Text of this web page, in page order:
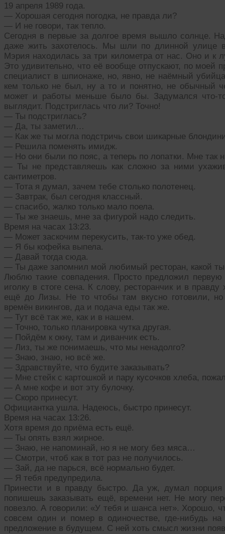
19 апреля 1989 года.
— Хорошая сегодня погодка, не правда ли?
— И не говори, так тепло.
Сегодня в первые за долгое время вышло солнце.
даже жить захотелось. Мы шли по длинной улице в
Мэрия находилась за три километра от нас. Оно и к
Это удивительно, что её вообще отпускают, по моей
специалист в шпионаже, но, явно, не наёмный
кем только не был, ну а то и понятно, не обычный
может и работы меньше было бы. Задумался что-
выглядит. Подстриглась что ли? Точно!
— Ты подстриглась?
— Да, ты заметил…
— Как же ты могла подстричь свои шикарные
— Решила поменять имидж.
— Но они были по пояс, а теперь по лопатки. Мне так
— Ты не представляешь как сложно за ними
сантиметров.
— Тота я думал, зачем тебе столько полотенец.
— Завтрак, был сегодня классный.
— спасибо, жалко только мало поела.
— Ты же знаешь, мне за фигурой надо следить.
Время на часах 13:23.
— Может заскочим перекусить, так-то уже обед.
— Я бы кофейка выпела.
— Давай тогда сюда.
— Ты даже запомнил мой любимый ресторан, какой
Люблю такие совпадения. Просто предложил
иголку в стоге сена. К слову, ресторанчик и в
ещё до Лизы. Не то чтобы там вкусно готовили, но
времён викингов, да и подача еды так же.
— Тут всё так же, как и в нашем.
— Точно, только планировка чутка другая.
— Пойдём к окну, там и диванчик есть.
— Лиз, ты же понимаешь, что мы ненадолго?
— Знаю, знаю, но всё же.
— Здравствуйте, что будите заказывать?
— Мне стейк с картошкой и пару кусочков хлеба,
— А мне кофе и вот эту булочку.
— Скоро принесут.
Официантка ушла. Надеюсь, быстро принесут.
Время на часах 13:26.
Хотя время до приёма есть ещё.
— Ты опять взял жирное.
— Знаю, не напоминай, но я не могу без мяса…
— Смотри, чтоб как в тот раз не получилось.
— Зай, да не парься, всё нормально будет.
— Я тебя предупредила.
Принести и в правду быстро. Да уж, думал
попишешь заказывать ещё, времени нет. Не могу
повезло. А говорили: «У тебя и шанса нет». Хорошо,
совсем один и помер в одиночестве, где-нибудь
предложение в будущем. С ней хоть смысл жизни